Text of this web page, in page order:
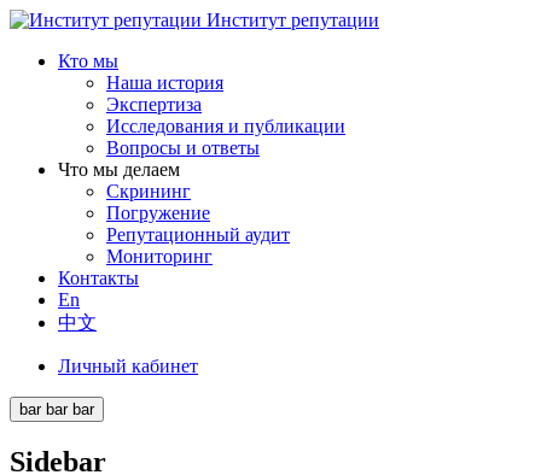
Институт репутации
Кто мы
Наша история
Экспертиза
Исследования и публикации
Вопросы и ответы
Что мы делаем
Скрининг
Погружение
Репутационный аудит
Мониторинг
Контакты
En
中文
Личный кабинет
bar bar bar
Sidebar